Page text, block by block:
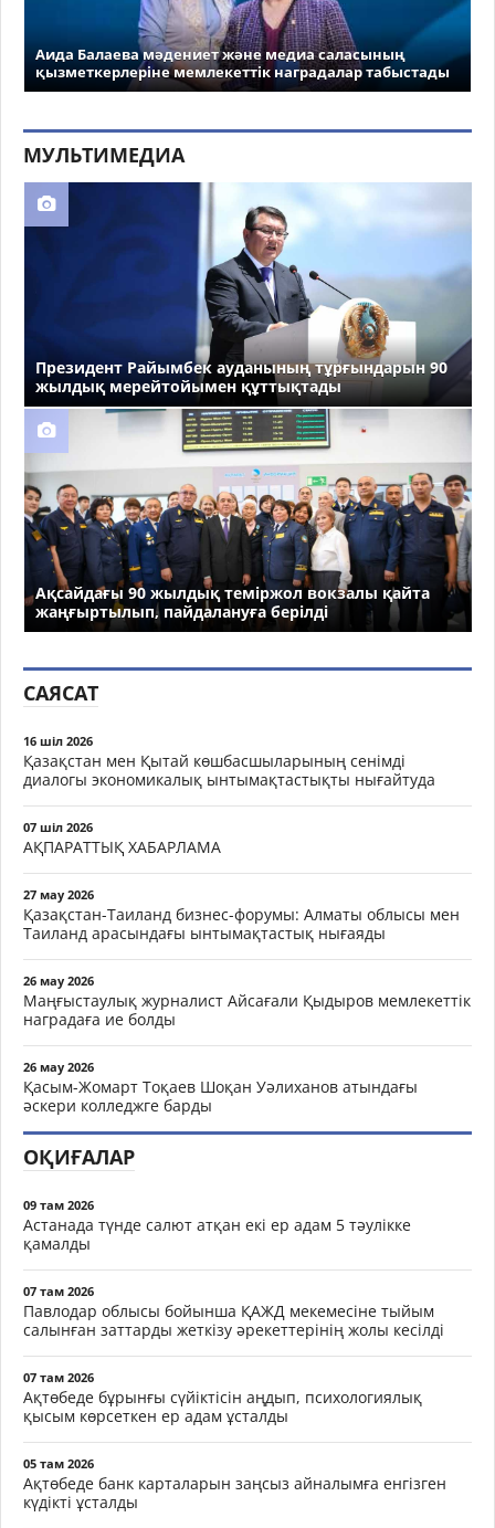
Аида Балаева мәдениет және медиа саласының
қызметкерлеріне мемлекеттік наградалар табыстады
МУЛЬТИМЕДИА
Президент Райымбек ауданының тұрғындарын 90
жылдық мерейтойымен құттықтады
Ақсайдағы 90 жылдық теміржол вокзалы қайта
жаңғыртылып, пайдалануға берілді
САЯСАТ
16 шіл 2026
Қазақстан мен Қытай көшбасшыларының сенімді
диалогы экономикалық ынтымақтастықты нығайтуда
07 шіл 2026
АҚПАРАТТЫҚ ХАБАРЛАМА
27 мау 2026
Қазақстан-Таиланд бизнес-форумы: Алматы облысы мен
Таиланд арасындағы ынтымақтастық нығаяды
26 мау 2026
Маңғыстаулық журналист Айсағали Қыдыров мемлекеттік
наградаға ие болды
26 мау 2026
Қасым-Жомарт Тоқаев Шоқан Уәлиханов атындағы
әскери колледжге барды
ОҚИҒАЛАР
09 там 2026
Астанада түнде салют атқан екі ер адам 5 тәулікке
қамалды
07 там 2026
Павлодар облысы бойынша ҚАЖД мекемесіне тыйым
салынған заттарды жеткізу әрекеттерінің жолы кесілді
07 там 2026
Ақтөбеде бұрынғы сүйіктісін аңдып, психологиялық
қысым көрсеткен ер адам ұсталды
05 там 2026
Ақтөбеде банк карталарын заңсыз айналымға енгізген
күдікті ұсталды